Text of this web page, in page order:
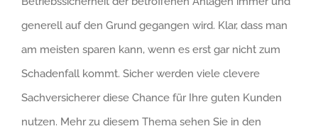
generell auf den Grund gegangen wird. Klar, dass man
am meisten sparen kann, wenn es erst gar nicht zum
Schadenfall kommt. Sicher werden viele clevere
Sachversicherer diese Chance für Ihre guten Kunden
nutzen. Mehr zu diesem Thema sehen Sie in den